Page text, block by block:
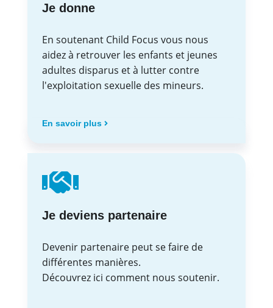
Je donne
En soutenant Child Focus vous nous
aidez à retrouver les enfants et jeunes
adultes disparus et à lutter contre
l'exploitation sexuelle des mineurs.
En savoir plus
Je deviens partenaire
Devenir partenaire peut se faire de
différentes manières.
Découvrez ici comment nous soutenir.